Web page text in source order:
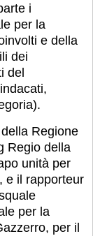
i
per la
e della
dei
del
Regione
Regio della
unità per
e il rapporteur
per la
per il